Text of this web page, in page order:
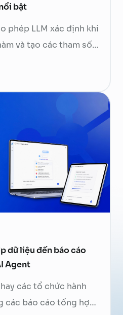
bật
phép LLM xác định khi
và tạo các tham số
quả về mô hình để
Hãy cùng FPT.AI
là gì, cách thức
dữ liệu đến báo cáo
Agent
các tổ chức hành
các báo cáo tổng hợp